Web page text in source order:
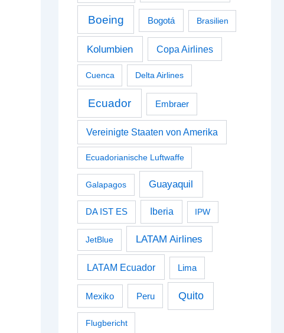
Boeing Bogotá Brasilien
Kolumbien Copa Airlines
Cuenca Delta Airlines
Ecuador Embraer
Vereinigte Staaten von Amerika
Ecuadorianische Luftwaffe
Galapagos Guayaquil
DA IST ES Iberia IPW
JetBlue LATAM Airlines
LATAM Ecuador Lima
Mexiko Peru Quito
Flugbericht